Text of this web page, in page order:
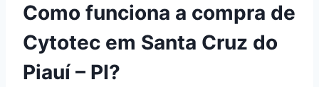
Como funciona a compra de
Cytotec em Santa Cruz do
Piauí – PI?